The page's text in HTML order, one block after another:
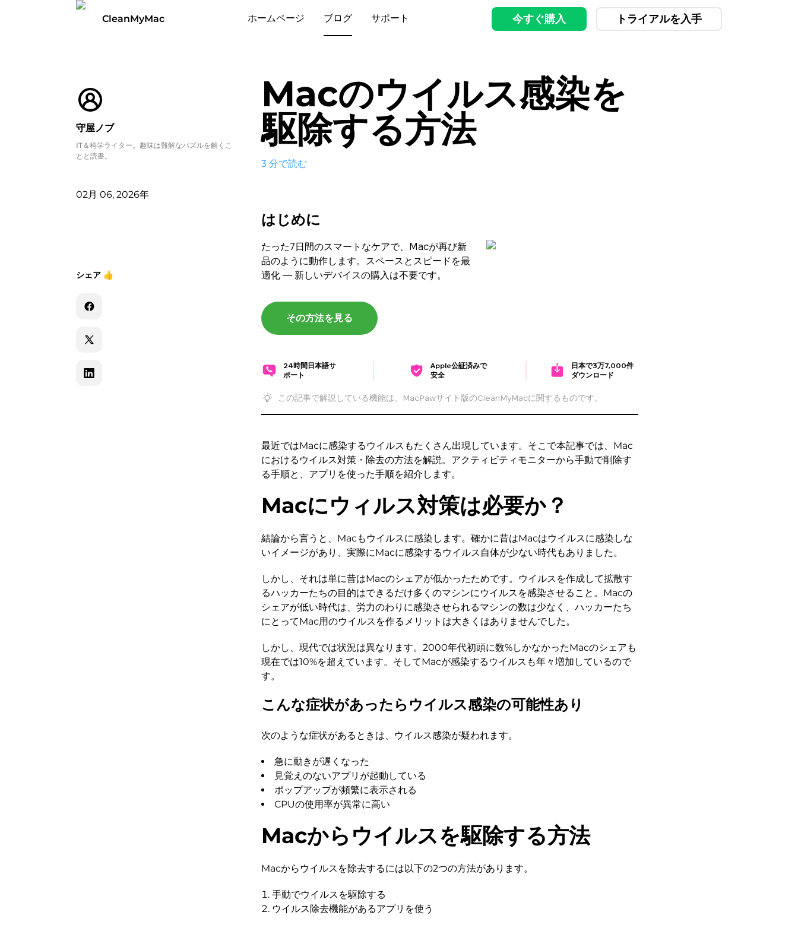
CleanMyMac ホームページ ブログ サポート 今すぐ購入 トライアルを入手
守屋ノブ
IT＆科学ライター。趣味は難解なパズルを解くこ
とと読書。
02月 06, 2026年
シェア 👍
Macのウイルス感染を
駆除する方法
3 分で読む
はじめに
たった7日間のスマートなケアで、Macが再び新
品のように動作します。スペースとスピードを最
適化 — 新しいデバイスの購入は不要です。
その方法を見る
24時間日本語サ
ポート
Apple公証済みで
安全
日本で3万7,000件
ダウンロード
この記事で解説している機能は、MacPawサイト版のCleanMyMacに関するものです。
最近ではMacに感染するウイルスもたくさん出現しています。そこで本記事では、Mac
におけるウイルス対策・除去の方法を解説。アクティビティモニターから手動で削除す
る手順と、アプリを使った手順を紹介します。
Macにウィルス対策は必要か？
結論から言うと、Macもウイルスに感染します。確かに昔はMacはウイルスに感染しな
いイメージがあり、実際にMacに感染するウイルス自体が少ない時代もありました。
しかし、それは単に昔はMacのシェアが低かったためです。ウイルスを作成して拡散す
るハッカーたちの目的はできるだけ多くのマシンにウイルスを感染させること。Macの
シェアが低い時代は、労力のわりに感染させられるマシンの数は少なく、ハッカーたち
にとってMac用のウイルスを作るメリットは大きくはありませんでした。
しかし、現代では状況は異なります。2000年代初頭に数%しかなかったMacのシェアも
現在では10%を超えています。そしてMacが感染するウイルスも年々増加しているので
す。
こんな症状があったらウイルス感染の可能性あり
次のような症状があるときは、ウイルス感染が疑われます。
急に動きが遅くなった
見覚えのないアプリが起動している
ポップアップが頻繁に表示される
CPUの使用率が異常に高い
Macからウイルスを駆除する方法
Macからウイルスを除去するには以下の2つの方法があります。
手動でウイルスを駆除する
ウイルス除去機能があるアプリを使う